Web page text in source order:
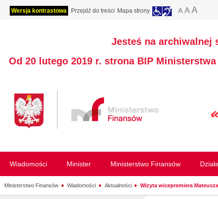
Wersja kontrastowa Przejdź do treści Mapa strony
Jesteś na archiwalnej
Od 20 lutego 2019 r. strona BIP
Wiadomości Minister Ministerstwo Finansów
Ministerstwo Finansów Wiadomości Aktualności Wizyta wicepremiera